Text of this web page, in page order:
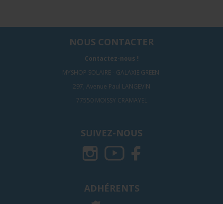
NOUS CONTACTER
Contactez-nous !
MYSHOP SOLAIRE - GALAXIE GREEN
297, Avenue Paul LANGEVIN
77550 MOISSY CRAMAYEL
SUIVEZ-NOUS
ADHÉRENTS